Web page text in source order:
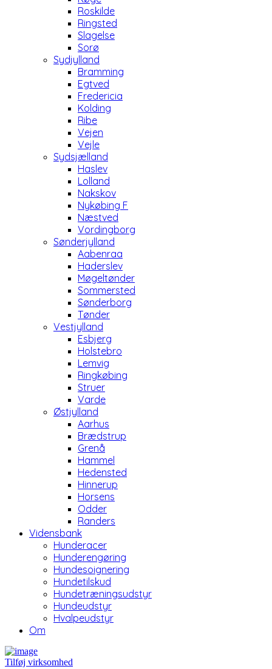
Roskilde
Ringsted
Slagelse
Sorø
Sydjylland
Bramming
Egtved
Fredericia
Kolding
Ribe
Vejen
Vejle
Sydsjælland
Haslev
Lolland
Nakskov
Nykøbing F
Næstved
Vordingborg
Sønderjylland
Aabenraa
Haderslev
Møgeltønder
Sommersted
Sønderborg
Tønder
Vestjylland
Esbjerg
Holstebro
Lemvig
Ringkøbing
Struer
Varde
Østjylland
Aarhus
Brædstrup
Grenå
Hammel
Hedensted
Hinnerup
Horsens
Odder
Randers
Vidensbank
Hunderacer
Hunderengøring
Hundesoignering
Hundetilskud
Hundetræningsudstyr
Hundeudstyr
Hvalpeudstyr
Om
Tilføj virksomhed